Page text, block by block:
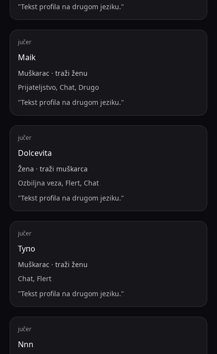
"Tekst profila na drugom jeziku."
jučer
Maik
Muškarac · traži ženu
Prijateljstvo, Chat, Drugo
"Tekst profila na drugom jeziku."
jučer
Dolcevita
Žena · traži muškarca
Ozbiljna veza, Flert, Chat
"Tekst profila na drugom jeziku."
jučer
Тупо
Muškarac · traži ženu
Chat, Flert
"Tekst profila na drugom jeziku."
jučer
Nnn